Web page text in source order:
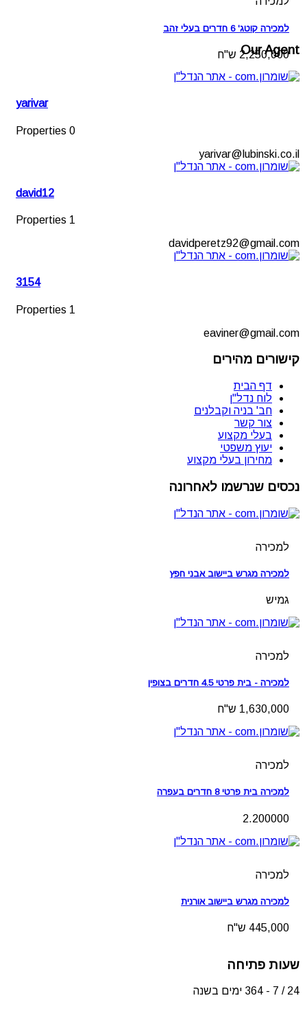
למכירה קוטג' 6 חדרים בעלי זהב
2,250,000 ש"ח
Our Agent
yarivar
0 Properties
yarivar@lubinski.co.il
david12
1 Properties
davidperetz92@gmail.com
3154
1 Properties
eaviner@gmail.com
קישורים מהירים
דף הבית
לוח נדל"ן
חב' בניה וקבלנים
צור קשר
בעלי מקצוע
יעוץ משפטי
מחירון בעלי מקצוע
נכסים שנרשמו לאחרונה
למכירה
למכירה מגרש ביישוב אבני חפץ
גמיש
למכירה
למכירה - בית פרטי 4.5 חדרים בצופין
1,630,000 ש"ח
למכירה
למכירה בית פרטי 8 חדרים בעפרה
2.200000
למכירה
למכירה מגרש ביישוב אורנית
445,000 ש"ח
שעות פתיחה
24 / 7 - 364 ימים בשנה